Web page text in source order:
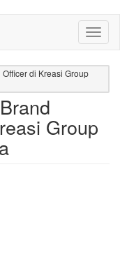
di Kreasi Group
Group